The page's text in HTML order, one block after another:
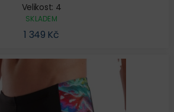
Velikost: 4
SKLADEM
1 349 Kč